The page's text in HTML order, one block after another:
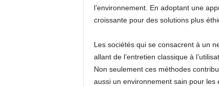
l’environnement. En adoptant une
croissante pour des solutions plus
Les sociétés qui se consacrent à un
allant de l’entretien classique à
Non seulement ces méthodes
aussi un environnement sain pour